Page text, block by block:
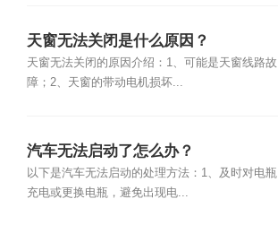
天窗无法关闭是什么原因？
天窗无法关闭的原因介绍：1、可能是天窗线路故
障；2、天窗的带动电机损坏...
汽车无法启动了怎么办？
以下是汽车无法启动的处理方法：1、及时对电瓶
充电或更换电瓶，避免出现电...